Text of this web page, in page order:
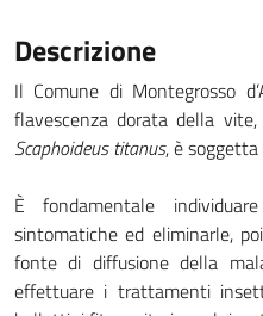
Descrizione
Il Comune di Montegrosso
flavescenza dorata della
Scaphoideus titanus, è
È fondamentale
sintomatiche ed eliminarle,
fonte di diffusione della
effettuare i trattamenti